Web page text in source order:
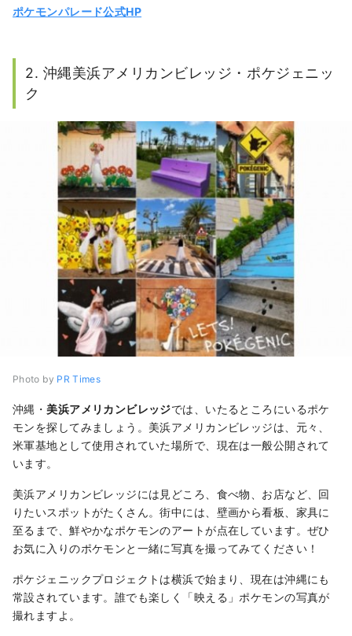
ポケモンパレード公式HP
2. 沖縄美浜アメリカンビレッジ・ポケジェニッ
ク
Photo by PR Times
沖縄・美浜アメリカンビレッジでは、いたるところにいるポケ
モンを探してみましょう。美浜アメリカンビレッジは、元々、
米軍基地として使用されていた場所で、現在は一般公開されて
います。
美浜アメリカンビレッジには見どころ、食べ物、お店など、回
りたいスポットがたくさん。街中には、壁画から看板、家具に
至るまで、鮮やかなポケモンのアートが点在しています。ぜひ
お気に入りのポケモンと一緒に写真を撮ってみてください！
ポケジェニックプロジェクトは横浜で始まり、現在は沖縄にも
常設されています。誰でも楽しく「映える」ポケモンの写真が
撮れますよ。